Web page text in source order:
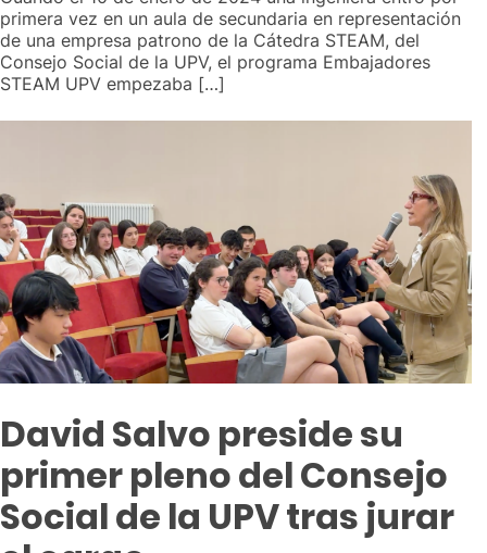
primera vez en un aula de secundaria en representación
de una empresa patrono de la Cátedra STEAM, del
Consejo Social de la UPV, el programa Embajadores
STEAM UPV empezaba […]
David Salvo preside su
primer pleno del Consejo
Social de la UPV tras jurar